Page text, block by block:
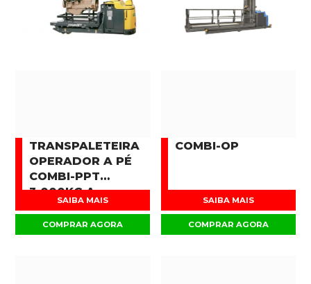
TRANSPALETEIRA
OPERADOR A PÉ
COMBI-PPT
3.000KG A
16.000KG
SAIBA MAIS
COMPRAR AGORA
COMBI-OP
SAIBA MAIS
COMPRAR AGORA